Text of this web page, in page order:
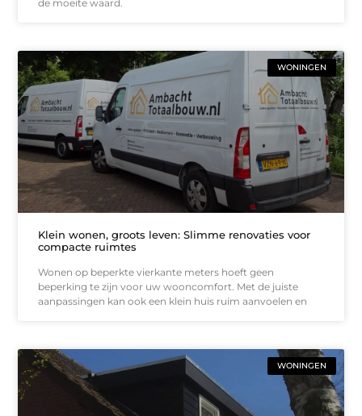
de moeite waard.
WONINGEN
Klein wonen, groots leven: Slimme renovaties voor
compacte ruimtes
Wonen op beperkte vierkante meters hoeft geen
beperking te zijn voor uw wooncomfort. Met de juiste
aanpassingen kan ook een klein huis ruim aanvoelen en
WONINGEN